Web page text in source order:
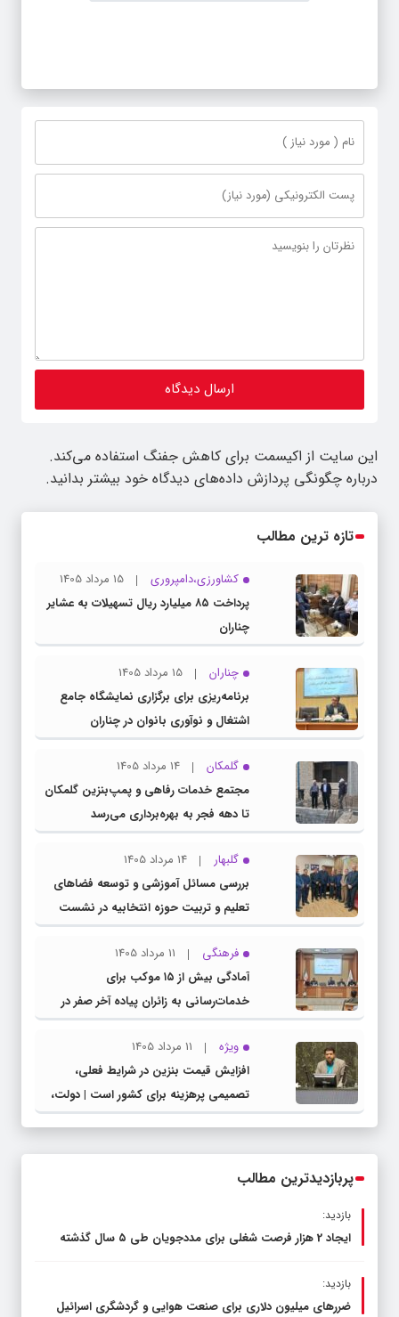
این سایت از اکیسمت برای کاهش جفنگ استفاده می‌کند.
درباره چگونگی پردازش داده‌های دیدگاه خود بیشتر بدانید.
تازه ترین مطالب
کشاورزی،دامپروری
15 مرداد 1405
پرداخت ۸۵ میلیارد ریال تسهیلات به عشایر
چناران
چناران
15 مرداد 1405
برنامه‌ریزی برای برگزاری نمایشگاه جامع
اشتغال و نوآوری بانوان در چناران
گلمکان
14 مرداد 1405
مجتمع خدمات رفاهی و پمپ‌بنزین گلمکان
تا دهه فجر به بهره‌برداری می‌رسد
گلبهار
14 مرداد 1405
بررسی مسائل آموزشی و توسعه فضاهای
تعلیم و تربیت حوزه انتخابیه در نشست
مشترک عضو کمیسیون آموزش مجلس با
مدیرکل آموزش و پرورش خراسان رضوی
فرهنگی
11 مرداد 1405
آمادگی بیش از ۱۵ موکب برای
خدمات‌رسانی به زائران پیاده آخر صفر در
شهرستان چناران
ویژه
11 مرداد 1405
افزایش قیمت بنزین در شرایط فعلی،
تصمیمی پرهزینه برای کشور است | دولت،
قاچاق سوخت و عوامل اصلی ناترازی را
پربازدیدترین مطالب
بازدید:
ایجاد 2 هزار فرصت شغلی برای مددجویان طی ۵ سال گذشته
بازدید:
ضررهای میلیون دلاری برای صنعت هوایی و گردشگری اسرائیل